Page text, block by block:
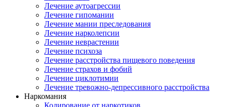
Лечение аутоагрессии
Лечение гипомании
Лечение мании преследования
Лечение нарколепсии
Лечение неврастении
Лечение психоза
Лечение расстройства пищевого поведения
Лечение страхов и фобий
Лечение циклотимии
Лечение тревожно-депрессивного расстройства
Наркомания
Кодирование от наркотиков